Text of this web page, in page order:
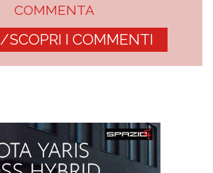
COMMENTA
SCOPRI I COMMENTI